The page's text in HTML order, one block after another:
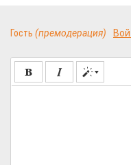
Гость (премодерация)